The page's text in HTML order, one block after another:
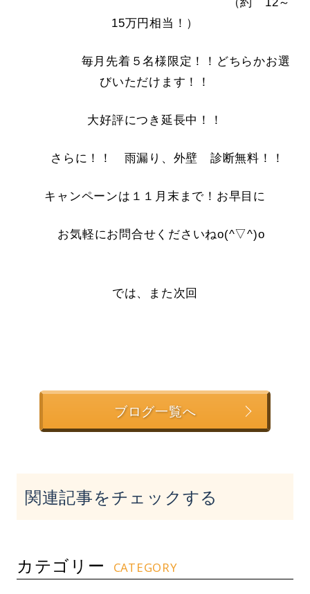
15万円相当！）
毎月先着５名様限定！！どちらかお選
びいただけます！！
大好評につき延長中！！
さらに！！ 雨漏り、外壁 診断無料！！
キャンペーンは１１月末まで！お早目に
お気軽にお問合せくださいねo(^▽^)o
では、また次回
ブログ一覧へ
関連記事をチェックする
カテゴリー CATEGORY